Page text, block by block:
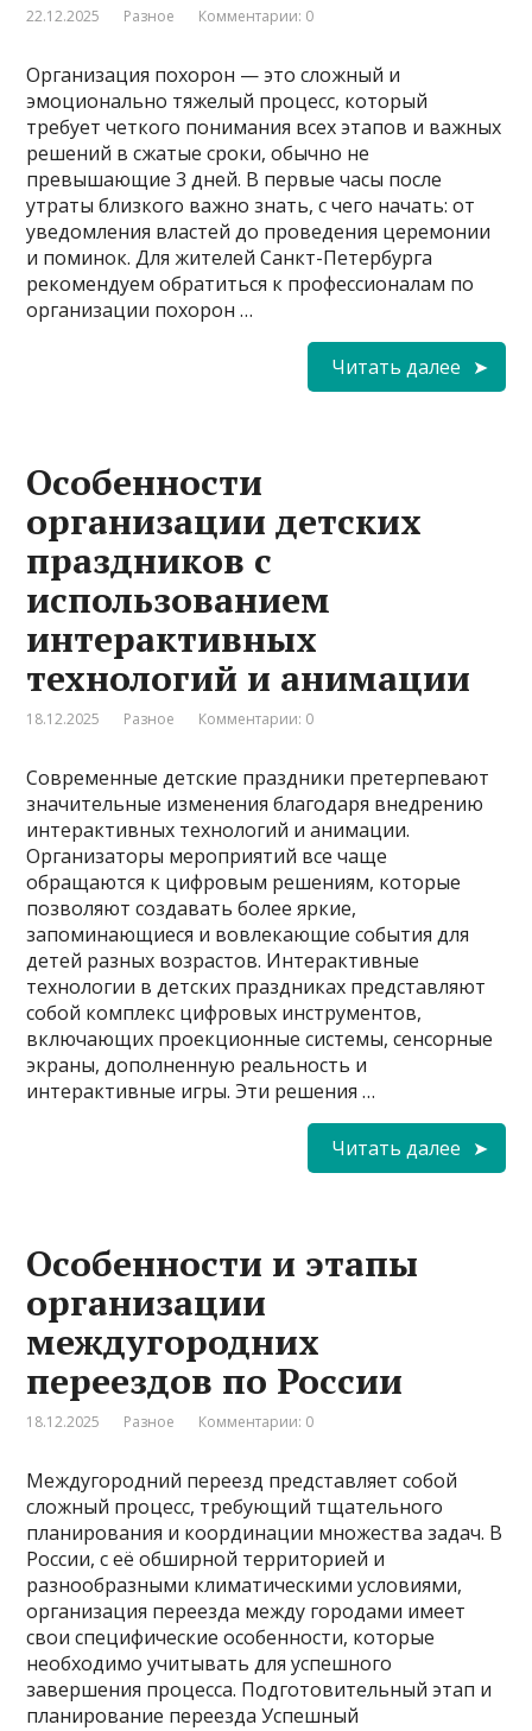
22.12.2025 Разное Комментарии: 0
Организация похорон — это сложный и
эмоционально тяжелый процесс, который
требует четкого понимания всех этапов и важных
решений в сжатые сроки, обычно не
превышающие 3 дней. В первые часы после
утраты близкого важно знать, с чего начать: от
уведомления властей до проведения церемонии
и поминок. Для жителей Санкт-Петербурга
рекомендуем обратиться к профессионалам по
организации похорон …
Читать далее
Особенности
организации детских
праздников с
использованием
интерактивных
технологий и анимации
18.12.2025 Разное Комментарии: 0
Современные детские праздники претерпевают
значительные изменения благодаря внедрению
интерактивных технологий и анимации.
Организаторы мероприятий все чаще
обращаются к цифровым решениям, которые
позволяют создавать более яркие,
запоминающиеся и вовлекающие события для
детей разных возрастов. Интерактивные
технологии в детских праздниках представляют
собой комплекс цифровых инструментов,
включающих проекционные системы, сенсорные
экраны, дополненную реальность и
интерактивные игры. Эти решения …
Читать далее
Особенности и этапы
организации
междугородних
переездов по России
18.12.2025 Разное Комментарии: 0
Междугородний переезд представляет собой
сложный процесс, требующий тщательного
планирования и координации множества задач. В
России, с её обширной территорией и
разнообразными климатическими условиями,
организация переезда между городами имеет
свои специфические особенности, которые
необходимо учитывать для успешного
завершения процесса. Подготовительный этап и
планирование переезда Успешный